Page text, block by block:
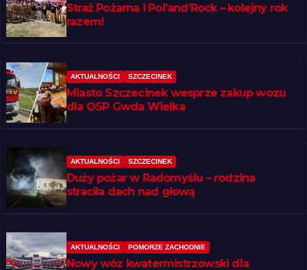
Straż Pożarna i Pol’and’Rock – kolejny rok
razem!
AKTUALNOŚCI SZCZECINEK
Miasto Szczecinek wesprze zakup wozu
dla OSP Gwda Wielka
AKTUALNOŚCI SZCZECINEK
Duży pożar w Radomyślu – rodzina
straciła dach nad głową
AKTUALNOŚCI POMORZE ZACHODNIE
Nowy wóz kwatermistrzowski dla